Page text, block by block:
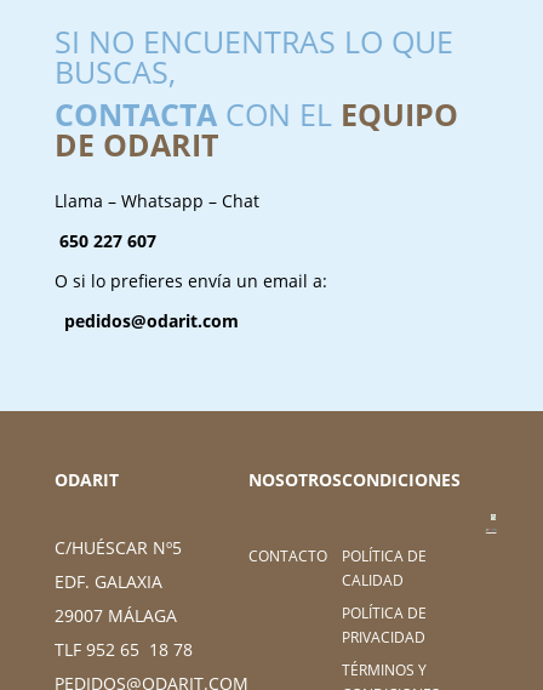
SI NO ENCUENTRAS LO QUE
BUSCAS,
CONTACTACON EL EQUIPO
DE ODARIT
Llama – Whatsapp – Chat
650 227 607
O si lo prefieres envía un email a:
pedidos@odarit.com
ODARIT
C/HUÉSCAR Nº5
EDF. GALAXIA
29007 MÁLAGA
TLF 952 65 18 78
PEDIDOS@ODARIT.COM
NOSOTROS
CONTACTO
CONDICIONES
POLÍTICA DE
CALIDAD
POLÍTICA DE
PRIVACIDAD
TÉRMINOS Y